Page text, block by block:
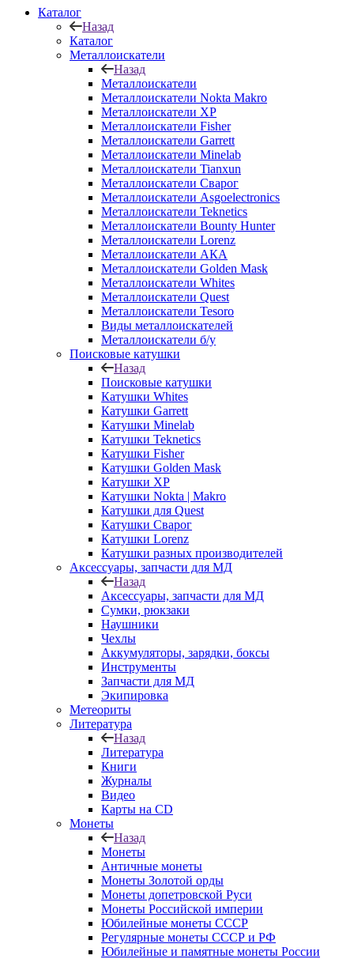
Каталог
Назад
Каталог
Металлоискатели
Назад
Металлоискатели
Металлоискатели Nokta Makro
Металлоискатели XP
Металлоискатели Fisher
Металлоискатели Garrett
Металлоискатели Minelab
Металлоискатели Tianxun
Металлоискатели Сварог
Металлоискатели Asgoelectronics
Металлоискатели Teknetics
Металлоискатели Bounty Hunter
Металлоискатели Lorenz
Металлоискатели АКА
Металлоискатели Golden Mask
Металлоискатели Whites
Металлоискатели Quest
Металлоискатели Tesoro
Виды металлоискателей
Металлоискатели б/у
Поисковые катушки
Назад
Поисковые катушки
Катушки Whites
Катушки Garrett
Катушки Minelab
Катушки Teknetics
Катушки Fisher
Катушки Golden Mask
Катушки XP
Катушки Nokta | Makro
Катушки для Quest
Катушки Сварог
Катушки Lorenz
Катушки разных производителей
Аксессуары, запчасти для МД
Назад
Аксессуары, запчасти для МД
Сумки, рюкзаки
Наушники
Чехлы
Аккумуляторы, зарядки, боксы
Инструменты
Запчасти для МД
Экипировка
Метеориты
Литература
Назад
Литература
Книги
Журналы
Видео
Карты на CD
Монеты
Назад
Монеты
Античные монеты
Монеты Золотой орды
Монеты допетровской Руси
Монеты Российской империи
Юбилейные монеты СССР
Регулярные монеты СССР и РФ
Юбилейные и памятные монеты России